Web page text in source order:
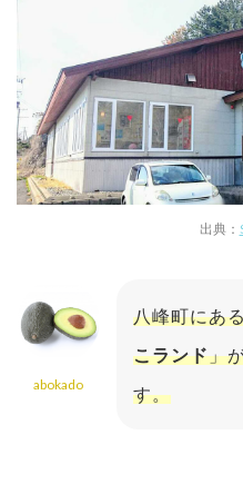
出典：
abokado
八峰町にあ
こランド」
す。